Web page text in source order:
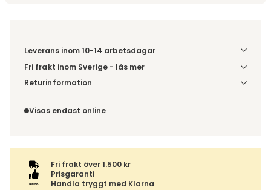
Leverans inom 10-14 arbetsdagar
Fri frakt inom Sverige - läs mer
Denna vara skickas till din port/tomtgräns. Innan leverans
ordern tillsammans.
Returinformation
order, enligtdistansavtalslagen.
Visas endast online
Fri frakt över 1.500 kr
Prisgaranti
Handla tryggt med Klarna